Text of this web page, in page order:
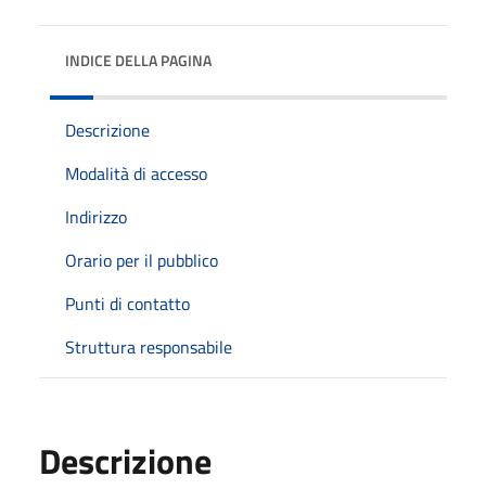
INDICE DELLA PAGINA
Descrizione
Modalità di accesso
Indirizzo
Orario per il pubblico
Punti di contatto
Struttura responsabile
Descrizione